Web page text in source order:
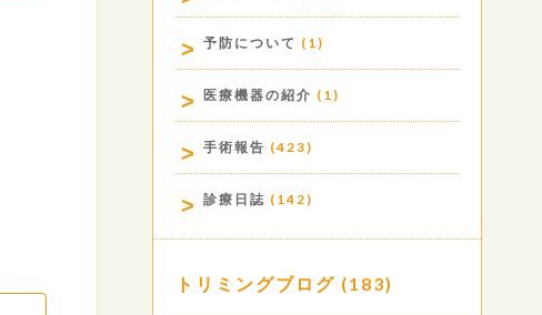
予防について (1)
医療機器の紹介 (1)
手術報告 (423)
診療日誌 (142)
トリミングブログ (183)